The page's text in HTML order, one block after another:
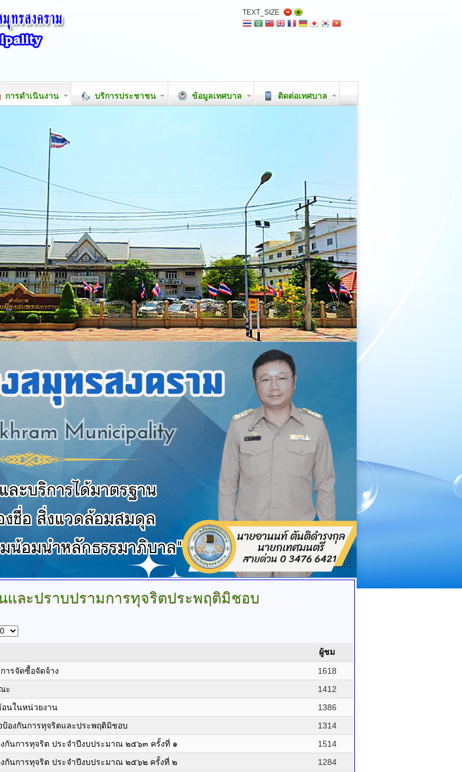
TEXT_SIZE
การดำเนินงาน บริการประชาชน ข้อมูลเทศบาล ติดต่อเทศบาล
และปราบปรามการทุจริตประพฤติมิชอบ
ผู้ชม
ารจัดซื้อจัดจ้าง
1618
ะ
1412
อนในหน่วยงาน
1386
องกันการทุจริตและประพฤติมิชอบ
1314
กันการทุจริต ประจำปีงบประมาณ ๒๕๖๓ ครั้งที่ ๑
1514
กันการทุจริต ประจำปีงบประมาณ ๒๕๖๒ ครั้งที่ ๒
1284